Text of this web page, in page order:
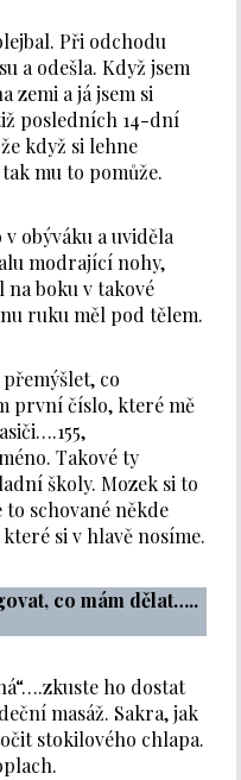
Při odchodu
a odešla. Když jsem
zemi a já jsem si
posledních 14-dní
když si lehne
mu to pomůže.
obýváku a uviděla
modrající nohy,
na boku v takové
ruku měl pod tělem.
co
první číslo, které mě
Takové ty
školy. Mozek si to
schované někde
si v hlavě nosíme.
co mám dělat…..
ho dostat
masáž. Sakra, jak
stokilového chlapa.